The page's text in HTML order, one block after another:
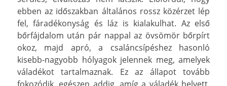
ebben az időszakban általános rossz közérzet lép
fel, fáradékonyság és láz is kialakulhat. Az első
bőrfájdalom után pár nappal az övsömör bőrpírt
okoz, majd apró, a csaláncsípéshez hasonló
kisebb-nagyobb hólyagok jelennek meg, amelyek
váladékot tartalmaznak. Ez az állapot tovább